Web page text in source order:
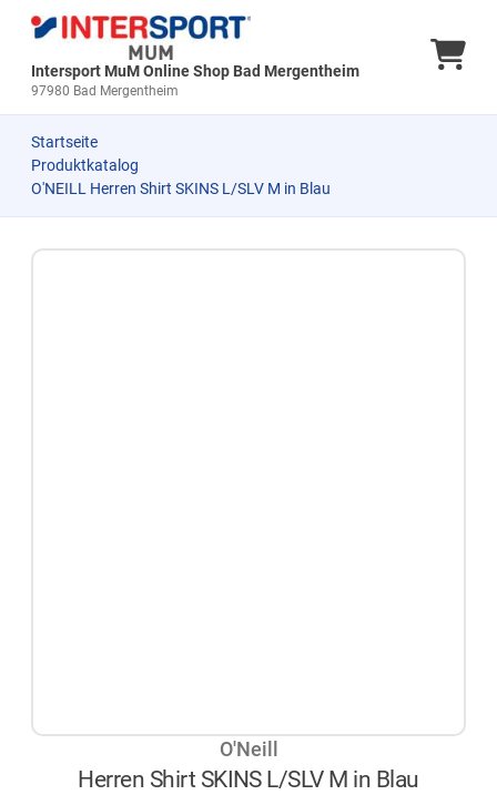
Intersport MuM Online Shop Bad Mergentheim
97980 Bad Mergentheim
Startseite
Produktkatalog
O'NEILL Herren Shirt SKINS L/SLV M in Blau
O'Neill
Herren Shirt SKINS L/SLV M in Blau